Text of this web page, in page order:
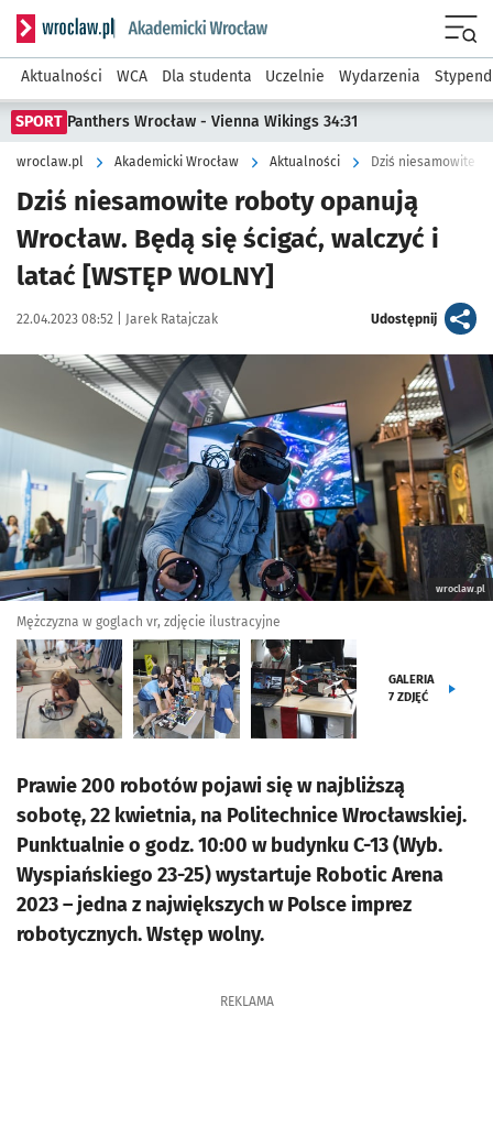
Serwis informacyjny wroclaw.pl podserwis: Akademicki
Aktualności WCA Dla studenta Uczelnie Wydarzenia
SPORT Panthers Wrocław - Vienna Wikings 34:31
wroclaw.pl Akademicki Wrocław Aktualności
Dziś niesamowite roboty opanują
Wrocław. Będą się ścigać, walczyć i
latać [WSTĘP WOLNY]
Data publikacji:
22.04.2023 08:52 | Autor:
Jarek Ratajczak Udostępnijartykuł
Kliknij, aby zobaczyć galerię
wroclaw.pl
Mężczyzna w goglach vr, zdjęcie ilustracyjne
GALERIA
7 ZDJĘĆ
Prawie 200 robotów pojawi się w najbliższą
sobotę, 22 kwietnia, na Politechnice Wrocławskiej.
Punktualnie o godz. 10:00 w budynku C-13 (Wyb.
Wyspiańskiego 23-25) wystartuje Robotic Arena
2023 – jedna z największych w Polsce imprez
robotycznych. Wstęp wolny.
REKLAMA